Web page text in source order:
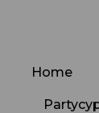
Home